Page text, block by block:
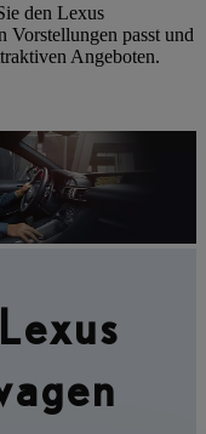
den Lexus
Vorstellungen passt und
Angeboten.